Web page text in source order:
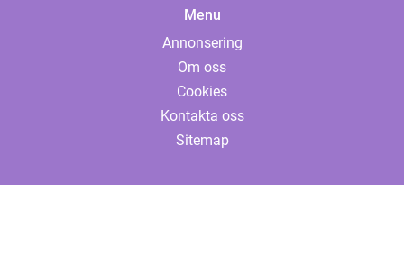
Menu
Annonsering
Om oss
Cookies
Kontakta oss
Sitemap